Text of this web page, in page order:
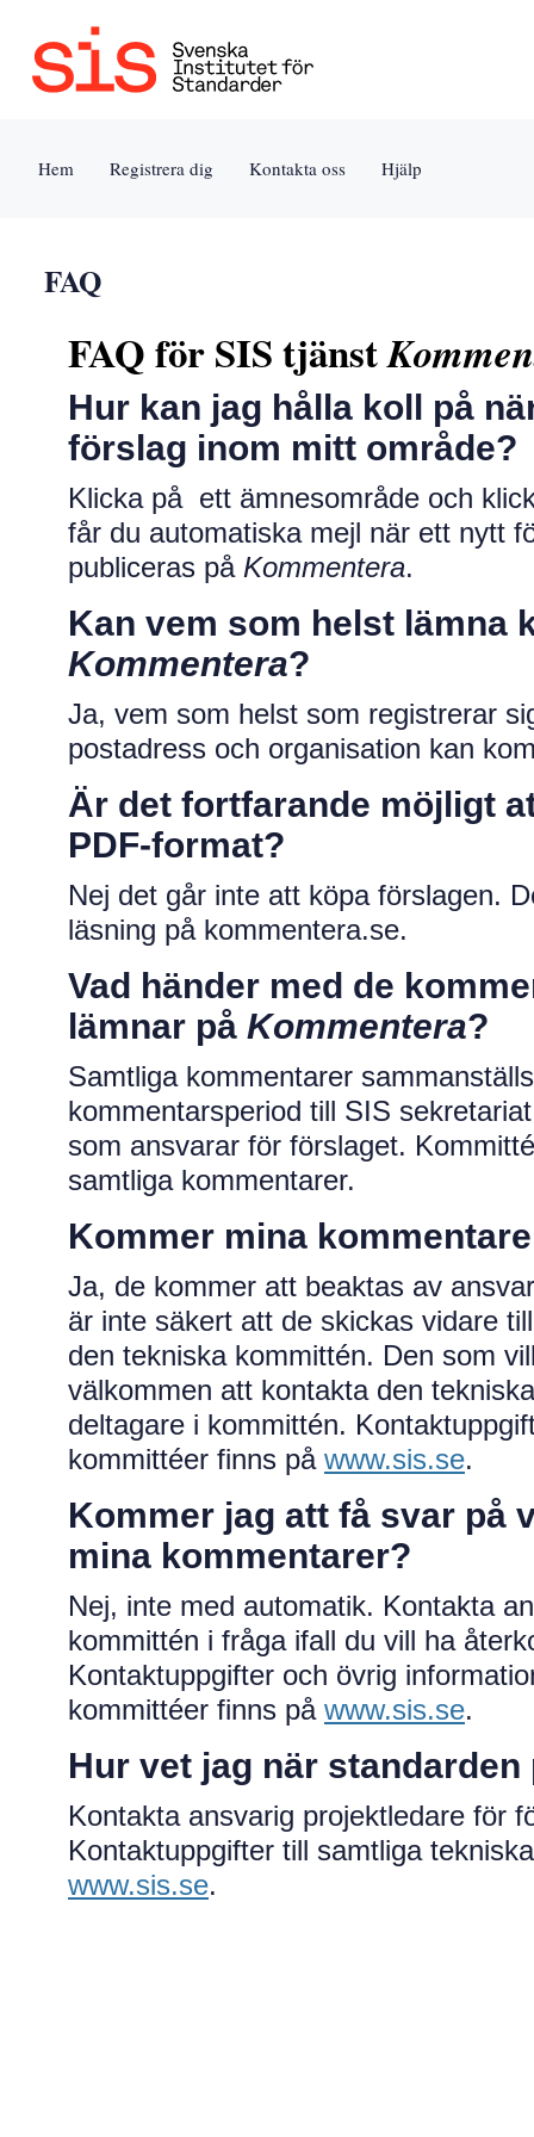
Jump
Hem Registrera dig Kontakta oss Hjälp
FAQ
FAQ för SIS tjänst
Hur kan jag hålla koll på
förslag inom mitt område?
Klicka på ett ämnesområde och
får du automatiska mejl när ett nytt
publiceras på Kommentera.
Kan vem som helst lämna
Kommentera?
Ja, vem som helst som registrerar
postadress och organisation kan
Är det fortfarande möjligt
PDF-format?
Nej det går inte att köpa förslagen.
läsning på kommentera.se.
Vad händer med de
lämnar på Kommentera?
Samtliga kommentarer
kommentarsperiod till SIS
som ansvarar för förslaget.
samtliga kommentarer.
Kommer mina
Ja, de kommer att beaktas av
är inte säkert att de skickas vidare
den tekniska kommittén. Den som
välkommen att kontakta den
deltagare i kommittén.
kommittéer finns på www.sis.se.
Kommer jag att få svar på
mina kommentarer?
Nej, inte med automatik. Kontakta
kommittén i fråga ifall du vill ha
Kontaktuppgifter och övrig
kommittéer finns på www.sis.se.
Hur vet jag när
Kontakta ansvarig projektledare för
Kontaktuppgifter till samtliga
www.sis.se.